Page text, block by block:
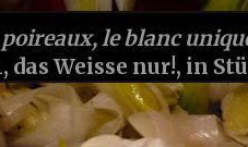
poireaux, le blanc
das Weisse nur!, in